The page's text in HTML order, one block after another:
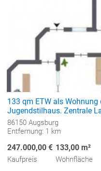
133 qm ETW als Wohnung
Jugendstilhaus. Zentrale
86150 Augsburg
Entfernung: 1 km
247.000,00 €
Kaufpreis
133,00 m²
Wohnfläche